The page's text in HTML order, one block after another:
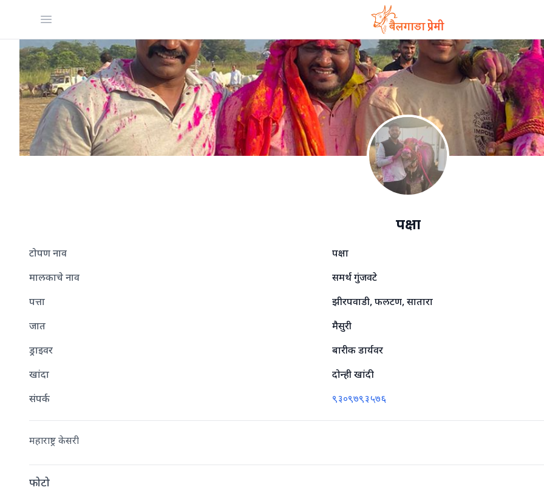
Open menu
पक्षा
टोपण नाव
पक्षा
मालकाचे नाव
समर्थ गुंजवटे
पत्ता
झीरपवाडी, फलटण, सातारा
जात
मैसुरी
ड्राइवर
बारीक डार्यवर
खांदा
दोन्ही खांदी
संपर्क
९३०९७९३५७६
महाराष्ट्र केसरी
फोटो